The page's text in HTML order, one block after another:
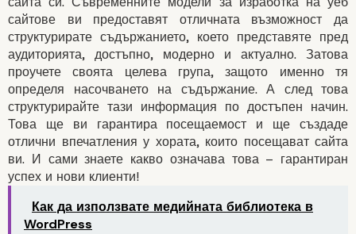
2. ОПОЗНАВАНЕ НА
ПРИ ИЗРАБОТКАТА
САЙТОВЕ
сайтове ви предоставят отличната възможност да
структурирате съдържанието, което представяте пред
аудиторията, достъпно, модерно и актуално. Затова
проучете своята целева група, защото именно тя
определя насочването на съдържание. А след това
структурирайте тази информация по достъпен начин.
Това ще ви гарантира посещаемост и ще създаде
отлични впечатления у хората, които посещават сайта
ви. И сами знаете какво означава това – гарантиран
успех и нови клиенти!
Как да използвате медийната библиотека в
WordPress